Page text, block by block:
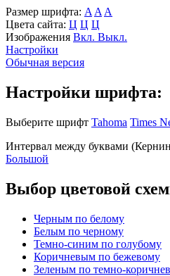
Размер шрифта: A A A
Цвета сайта: Ц Ц Ц
Изображения Вкл. Выкл.
Настройки
Обычная версия
Настройки шрифта:
Выберите шрифт Tahoma Times
Интервал между буквами
Большой
Выбор цветовой
Черным по белому
Белым по черному
Темно-синим по голубому
Коричневым по бежевому
Зеленым по темно-